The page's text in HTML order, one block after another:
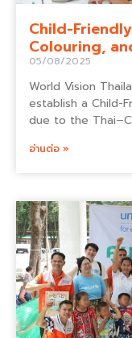
Child-
Colouring,
05/08/2025
World Vision
establish a Child-
due to the
อ่านต่อ »